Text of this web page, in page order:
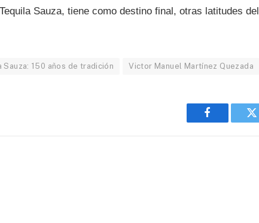
Sauza, tiene como destino final, otras latitudes
Sauza: 150 años de tradición Victor Manuel Martínez Quezada
Facebook